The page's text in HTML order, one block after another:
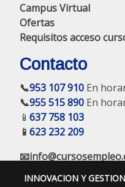
Campus Virtual
Ofertas
Requisitos acceso
Contacto
📞953 107 910 En
📞955 515 890 En
📱 637 758 103
📱 623 232 209
INNOVACION Y